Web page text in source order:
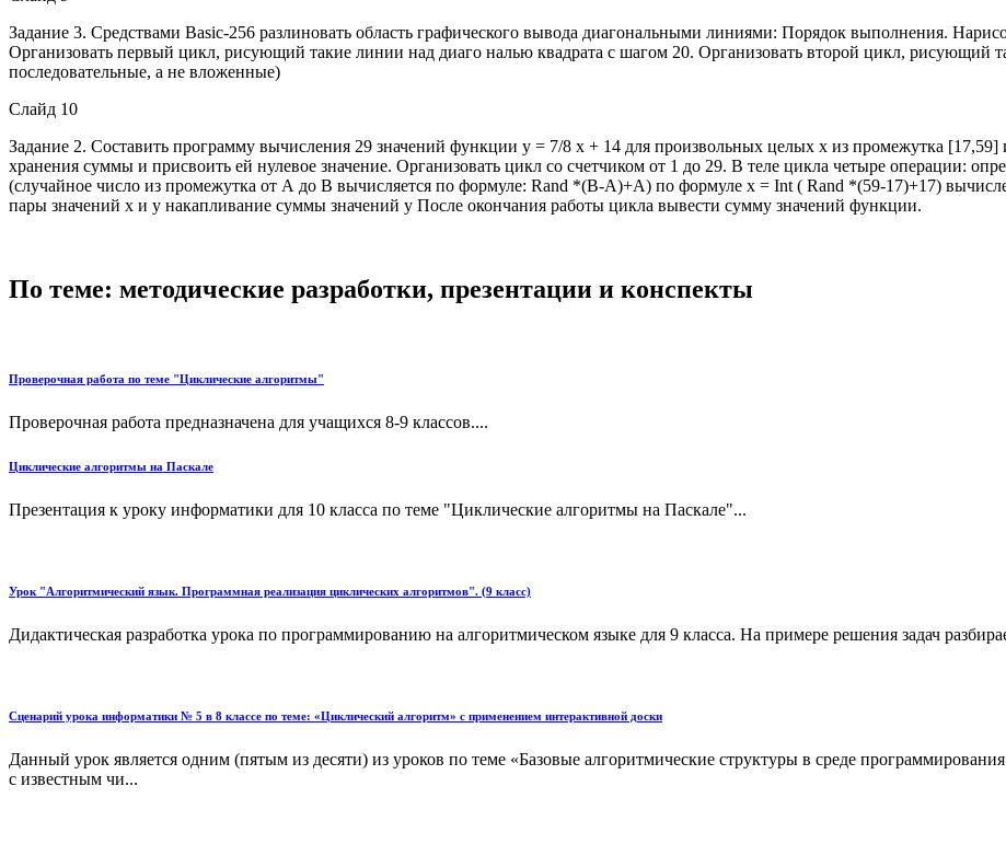
Задание 3. Средствами Basic-256 разлиновать область графического вывода диагональными линиями: Порядок выполнения.
Организовать первый цикл, рисующий такие линии над диаго налью квадрата с шагом 20. Организовать второй цикл, рисующий
последовательные, а не вложенные)
Слайд 10
Задание 2. Составить программу вычисления 29 значений функции y = 7/8 x + 14 для произвольных целых х из промежутка
хранения суммы и присвоить ей нулевое значение. Организовать цикл со счетчиком от 1 до 29. В теле цикла четыре операции:
(случайное число из промежутка от А до В вычисляется по формуле: Rand *(B-A)+A) по формуле x = Int ( Rand *(59-17)+17)
пары значений х и y накапливание суммы значений y После окончания работы цикла вывести сумму значений функции.
По теме: методические разработки, презентации и конспекты
Проверочная работа по теме "Циклические алгоритмы"
Проверочная работа предназначена для учащихся 8-9 классов....
Циклические алгоритмы на Паскале
Презентация к уроку информатики для 10 класса по теме "Циклические алгоритмы на Паскале"...
Урок "Алгоритмический язык. Программная реализация циклических алгоритмов". (9 класс)
Дидактическая разработка урока по программированию на алгоритмическом языке для 9 класса. На примере решения задач
Сценарий урока информатики № 5 в 8 классе по теме: «Циклический алгоритм» с применением интерактивной доски
Данный урок является одним (пятым из десяти) из уроков по теме «Базовые алгоритмические структуры в среде
с известным чи...